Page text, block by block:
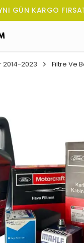
FIRSATI!
2014-2023 Filtre Ve